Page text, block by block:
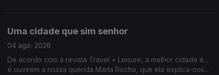
Uma cidade que sim senhor
04 ago. 2026
De acordo com a revista Travel + Leisure, a melhor cidade é...
é ouvirem a nossa querida Marta Rocha, que ela explica-nos